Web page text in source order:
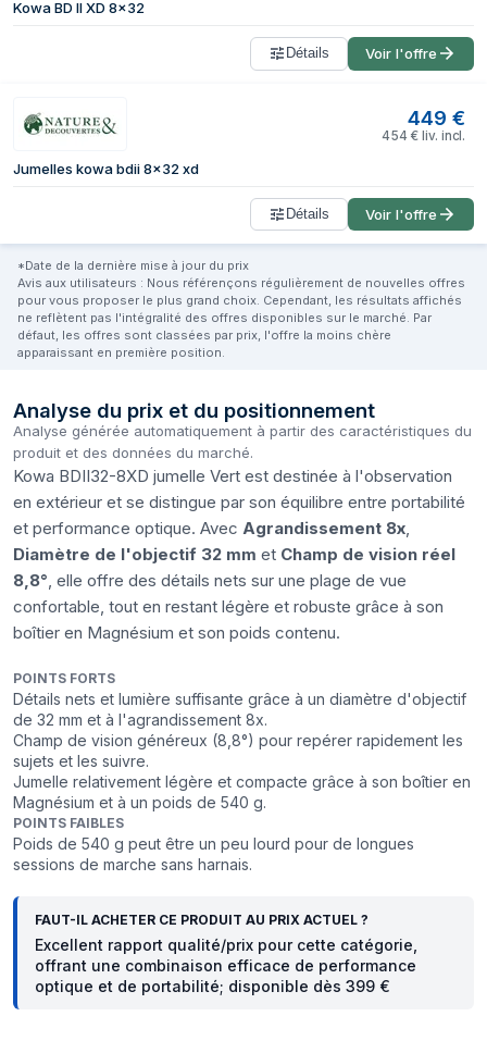
Kowa BD II XD 8x32
Détails Voir l'offre
449 €
454 € liv. incl.
Jumelles kowa bdii 8x32 xd
Détails Voir l'offre
*Date de la dernière mise à jour du prix
Avis aux utilisateurs : Nous référençons régulièrement de nouvelles offres
pour vous proposer le plus grand choix. Cependant, les résultats affichés
ne reflètent pas l'intégralité des offres disponibles sur le marché. Par
défaut, les offres sont classées par prix, l'offre la moins chère
apparaissant en première position.
Analyse du prix et du positionnement
Analyse générée automatiquement à partir des caractéristiques du
produit et des données du marché.
Kowa BDII32-8XD jumelle Vert est destinée à l'observation
en extérieur et se distingue par son équilibre entre portabilité
et performance optique. Avec Agrandissement 8x,
Diamètre de l'objectif 32 mm et Champ de vision réel
8,8°, elle offre des détails nets sur une plage de vue
confortable, tout en restant légère et robuste grâce à son
boîtier en Magnésium et son poids contenu.
POINTS FORTS
Détails nets et lumière suffisante grâce à un diamètre d'objectif
de 32 mm et à l'agrandissement 8x.
Champ de vision généreux (8,8°) pour repérer rapidement les
sujets et les suivre.
Jumelle relativement légère et compacte grâce à son boîtier en
Magnésium et à un poids de 540 g.
POINTS FAIBLES
Poids de 540 g peut être un peu lourd pour de longues
sessions de marche sans harnais.
FAUT-IL ACHETER CE PRODUIT AU PRIX ACTUEL ?
Excellent rapport qualité/prix pour cette catégorie,
offrant une combinaison efficace de performance
optique et de portabilité; disponible dès 399 €